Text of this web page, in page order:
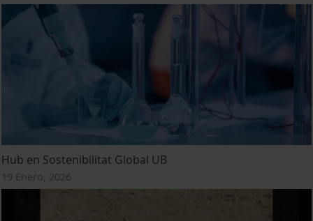
Hub en Sostenibilitat Global UB
19 Enero, 2026